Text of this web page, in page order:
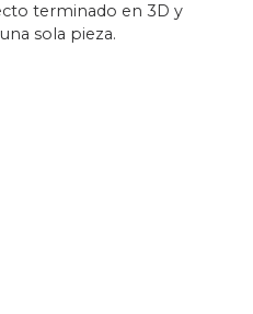
terminado en 3D y
sola pieza.